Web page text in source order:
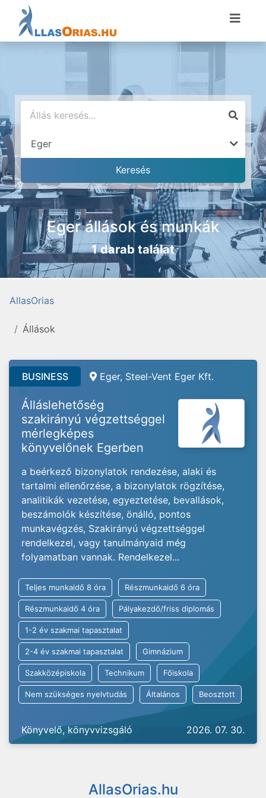
Eger állások és munkák
1 darab találat
AllasOrias
Állások
BUSINESS Eger, Steel-Vent Eger Kft.
Álláslehetőség
szakirányú végzettséggel
mérlegképes
könyvelőnek Egerben
a beérkező bizonylatok rendezése, alaki és
tartalmi ellenőrzése, a bizonylatok rögzítése,
analitikák vezetése, egyeztetése, bevallások,
beszámolók készítése, önálló, pontos
munkavégzés, Szakirányú végzettséggel
rendelkezel, vagy tanulmányaid még
folyamatban vannak. Rendelkezel...
Teljes munkaidő 8 óra Részmunkaidő 6 óra
Részmunkaidő 4 óra Pályakezdő/friss diplomás
1-2 év szakmai tapasztalat
2-4 év szakmai tapasztalat Gimnázium
Szakközépiskola Technikum Főiskola
Nem szükséges nyelvtudás Általános Beosztott
Könyvelő, könyvvizsgáló 2026. 07. 30.
AllasOrias.hu